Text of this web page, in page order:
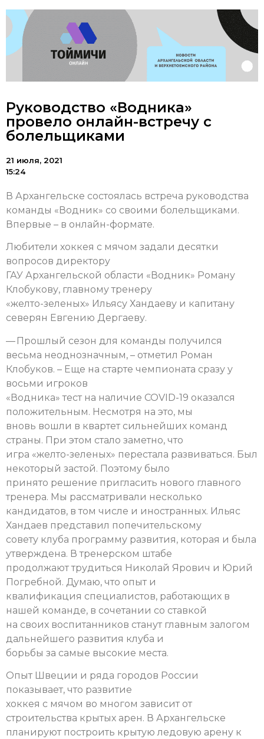
Руководство «Водника»
провело онлайн-встречу с
болельщиками
21 июля, 2021
15:24
В Архангельске состоялась встреча руководства
команды «Водник» со своими болельщиками.
Впервые – в онлайн-формате.
Любители хоккея с мячом задали десятки
вопросов директору
ГАУ Архангельской области «Водник» Роману
Клобукову, главному тренеру
«желто-зеленых» Ильясу Хандаеву и капитану
северян Евгению Дергаеву.
— Прошлый сезон для команды получился
весьма неоднозначным, – отметил Роман
Клобуков. – Еще на старте чемпионата сразу у
восьми игроков
«Водника» тест на наличие COVID-19 оказался
положительным. Несмотря на это, мы
вновь вошли в квартет сильнейших команд
страны. При этом стало заметно, что
игра «желто-зеленых» перестала развиваться. Был
некоторый застой. Поэтому было
принято решение пригласить нового главного
тренера. Мы рассматривали несколько
кандидатов, в том числе и иностранных. Ильяс
Хандаев представил попечительскому
совету клуба программу развития, которая и была
утверждена. В тренерском штабе
продолжают трудиться Николай Ярович и Юрий
Погребной. Думаю, что опыт и
квалификация специалистов, работающих в
нашей команде, в сочетании со ставкой
на своих воспитанников станут главным залогом
дальнейшего развития клуба и
борьбы за самые высокие места.
Опыт Швеции и ряда городов России
показывает, что развитие
хоккея с мячом во многом зависит от
строительства крытых арен. В Архангельске
планируют построить крытую ледовую арену к